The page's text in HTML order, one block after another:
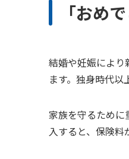
「おめ
結婚や妊娠により
ます。独身時代以
家族を守るために
入すると、保険料